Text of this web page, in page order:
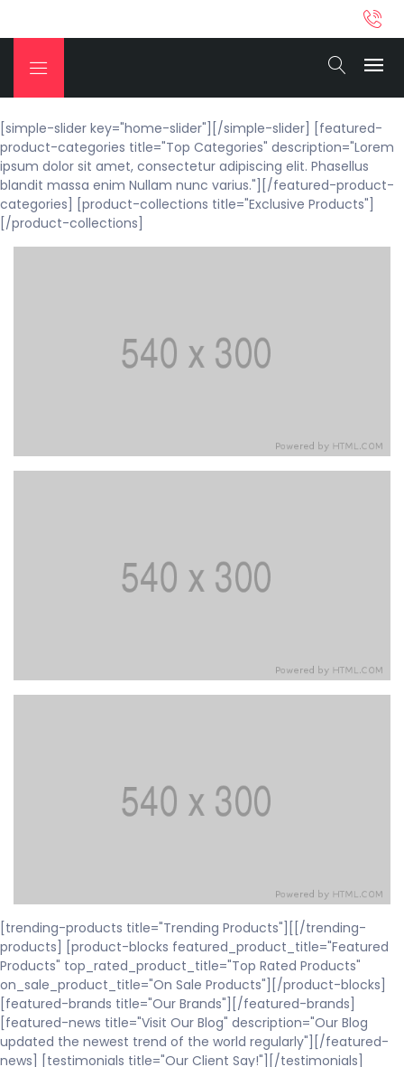
[simple-slider key="home-slider"][/simple-slider] [featured-
product-categories title="Top Categories" description="Lorem
ipsum dolor sit amet, consectetur adipiscing elit. Phasellus
blandit massa enim Nullam nunc varius."][/featured-product-
categories] [product-collections title="Exclusive Products"]
[/product-collections]
[trending-products title="Trending Products"][[/trending-
products] [product-blocks featured_product_title="Featured
Products" top_rated_product_title="Top Rated Products"
on_sale_product_title="On Sale Products"][/product-blocks]
[featured-brands title="Our Brands"][/featured-brands]
[featured-news title="Visit Our Blog" description="Our Blog
updated the newest trend of the world regularly"][/featured-
news] [testimonials title="Our Client Say!"][/testimonials]